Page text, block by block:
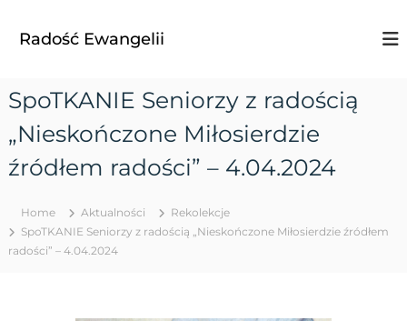
Radość Ewangelii
SpoTKANIE Seniorzy z radością
„Nieskończone Miłosierdzie
źródłem radości” – 4.04.2024
Home Aktualności
Rekolekcje
SpoTKANIE Seniorzy z radością „Nieskończone Miłosierdzie źródłem
radości” – 4.04.2024